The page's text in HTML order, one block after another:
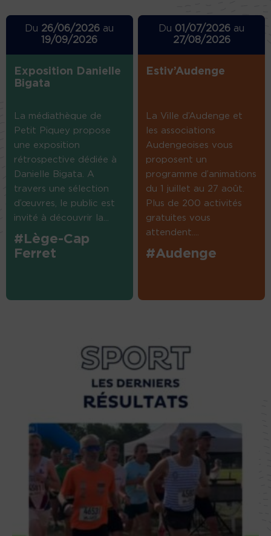
Du 26/06/2026 au
19/09/2026
Exposition Danielle
Bigata
La médiathèque de
Petit Piquey propose
une exposition
rétrospective dédiée à
Danielle Bigata. A
travers une sélection
d’œuvres, le public est
invité à découvrir la...
#Lège-Cap
Ferret
Du 01/07/2026 au
27/08/2026
Estiv’Audenge
La Ville d’Audenge et
les associations
Audengeoises vous
proposent un
programme d’animations
du 1 juillet au 27 août.
Plus de 200 activités
gratuites vous
attendent....
#Audenge